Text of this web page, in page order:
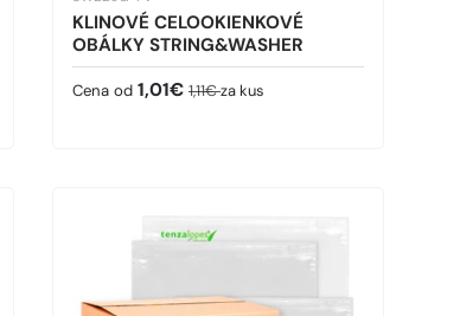
KLINOVÉ CELOOKIENKOVÉ
OBÁLKY STRING&WASHER
Predajná cena
Cena od 1,01€ Bežná cena
1,11€za kus